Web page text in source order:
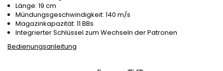
Länge: 19 cm
Mündungsgeschwindigkeit: 140 m/s
Magazinkapazität: 11 BBs
Integrierter Schlüssel zum Wechseln der Patronen
Bedienungsanleitung